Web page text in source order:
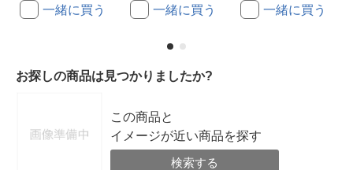
一緒に買う 一緒に買う 一緒に買う
お探しの商品は見つかりましたか?
この商品と
イメージが近い商品を探す
検索する